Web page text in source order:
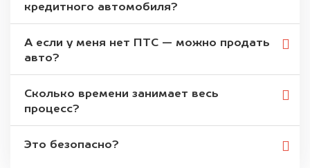
кредитного автомобиля?
А если у меня нет ПТС — можно продать
авто?
Сколько времени занимает весь
процесс?
Это безопасно?